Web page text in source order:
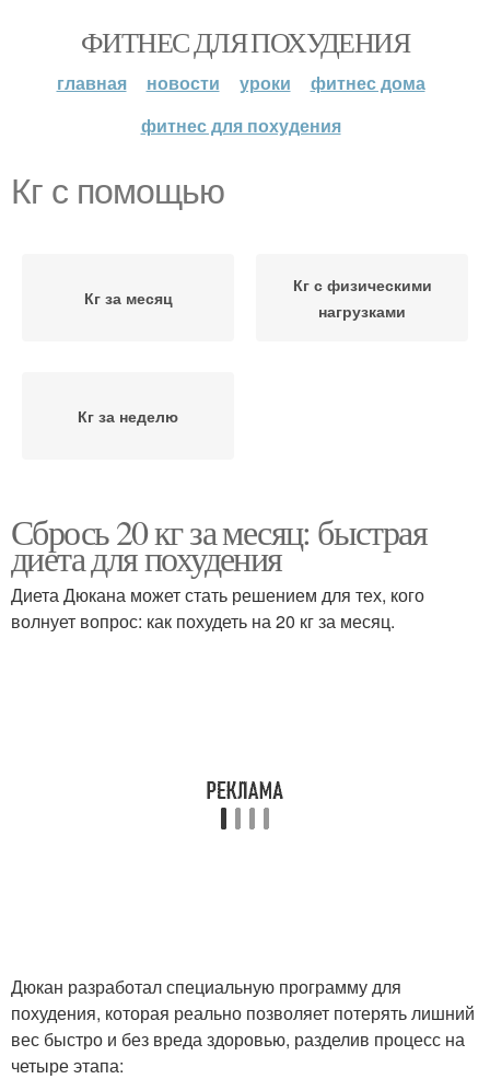
ФИТНЕС ДЛЯ ПОХУДЕНИЯ
главная новости уроки
фитнес дома
фитнес для похудения
Кг с помощью
Кг за месяц
Кг с физическими
нагрузками
Кг за неделю
Сбрось 20 кг за месяц: быстрая
диета для похудения
Диета Дюкана может стать решением для тех, кого
волнует вопрос: как похудеть на 20 кг за месяц.
Дюкан разработал специальную программу для
похудения, которая реально позволяет потерять лишний
вес быстро и без вреда здоровью, разделив процесс на
четыре этапа: